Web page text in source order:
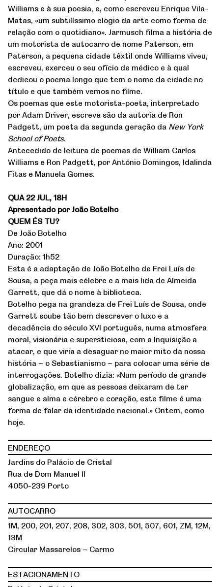
Williams e à sua poesia, e, como escreveu Enrique Vila-
Matas, «um subtilíssimo elogio da arte como forma de
relação com o quotidiano». Jarmusch filma a história de
um motorista de autocarro de nome Paterson, em
Paterson, a pequena cidade têxtil onde Williams viveu,
escreveu, exerceu o seu ofício de médico e à qual
dedicou o poema longo que tem o nome da cidade no
título e que também vemos no filme.
Os poemas que este motorista-poeta, interpretado
por Adam Driver, escreve são da autoria de Ron
Padgett, um poeta da segunda geração da New York
School of Poets.
Antecedido de leitura de poemas de William Carlos
Williams e Ron Padgett, por António Domingos, Idalinda
Fitas e Manuela Gomes.
QUA 22 JUL, 18H
Apresentado por João Botelho
QUEM ÉS TU?
De João Botelho
Ano: 2001
Duração: 1h52
Esta é a adaptação de João Botelho de Frei Luís de
Sousa, a peça mais célebre e a mais lida de Almeida
Garrett, que dá o nome à biblioteca.
Botelho pega na grandeza de Frei Luís de Sousa, onde
Garrett soube tão bem descrever o luxo e a
decadência do século XVI português, numa atmosfera
moral, visionária e supersticiosa, com a Inquisição a
atacar, e que viria a desaguar no maior mito da nossa
história – o Sebastianismo – para colocar uma série de
interrogações. Botelho dizia: «Num período de grande
globalização, em que as pessoas deixaram de ter
sangue e alma e cérebro e coração, este filme é uma
forma de falar da identidade nacional.» Ontem, como
hoje.
ENDEREÇO
Jardins do Palácio de Cristal
Rua de Dom Manuel II
4050-239 Porto
AUTOCARRO
1M, 200, 201, 207, 208, 302, 303, 501, 507, 601, ZM, 12M,
13M
Circular Massarelos – Carmo
ESTACIONAMENTO